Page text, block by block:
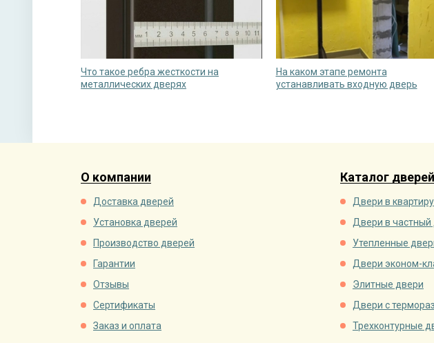
Что такое ребра жесткости на
металлических дверях
На каком этапе ремонта
устанавливать входную дверь
О компании
Доставка дверей
Установка дверей
Производство дверей
Гарантии
Отзывы
Сертификаты
Заказ и оплата
Каталог дверей
Двери в квартиру
Двери в частный
Утепленные
Двери эконом-
Элитные двери
Двери с
Трехконтурные